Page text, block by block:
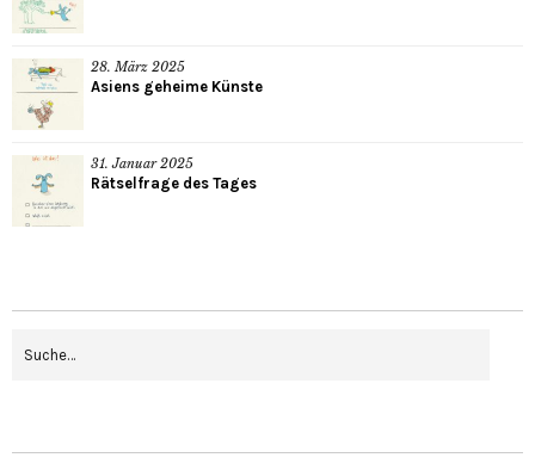
28. März 2025
Asiens geheime Künste
31. Januar 2025
Rätselfrage des Tages